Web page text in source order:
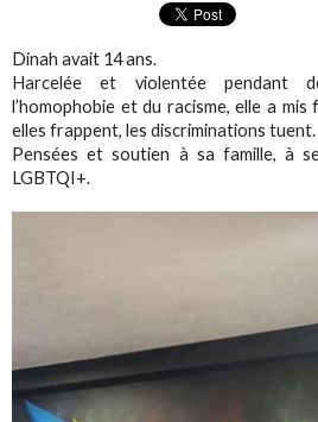
Dinah avait 14 ans.
Harcelée et violentée pendant
l’homophobie et du racisme, elle a
elles frappent, les discriminations tuent.
Pensées et soutien à sa famille, à
LGBTQI+.